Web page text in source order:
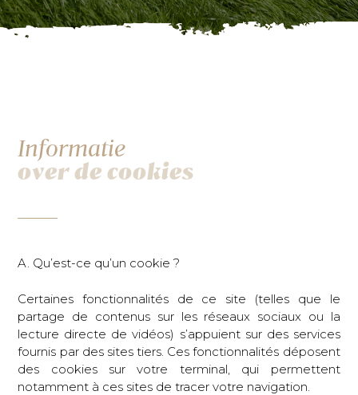
Informatie
over de cookies
A. Qu’est-ce qu’un cookie ?
Certaines fonctionnalités de ce site (telles que le
partage de contenus sur les réseaux sociaux ou la
lecture directe de vidéos) s’appuient sur des services
fournis par des sites tiers. Ces fonctionnalités déposent
des cookies sur votre terminal, qui permettent
notamment à ces sites de tracer votre navigation.